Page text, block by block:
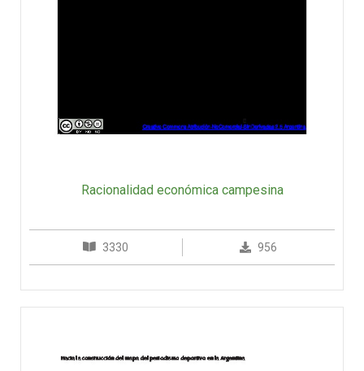
Racionalidad económica campesina
3330 956